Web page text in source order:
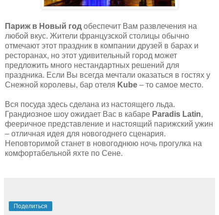
Париж в Новый год обеспечит Вам развлечения на
любой вкус. Жители французской столицы обычно
отмечают этот праздник в компании друзей в барах и
ресторанах, но этот удивительный город может
предложить много нестандартных решений для
праздника. Если Вы всегда мечтали оказаться в гостях у
Снежной королевы, бар отеля Kube – то самое место.
Вся посуда здесь сделана из настоящего льда.
Грандиозное шоу ожидает Вас в кабаре Paradis Latin,
фееричное представление и настоящий парижский ужин
– отличная идея для новогоднего сценария.
Неповторимой станет в новогоднюю ночь прогулка на
комфортабельной яхте по Сене.
Поделиться